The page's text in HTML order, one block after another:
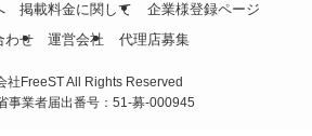
掲載料金に関して
企業様登録ページ
わせ
運営会社 代理店募集
社FreeST All Rights Reserved
事業者届出番号：51-募-000945